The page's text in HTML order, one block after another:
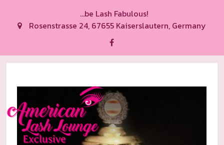
...be Lash Fabulous!
Rosenstrasse 24, 67655 Kaiserslautern, Germany